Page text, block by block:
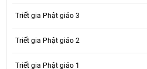
Triết gia Phật giáo 3
Triết gia Phật giáo 2
Triết gia Phật giáo 1